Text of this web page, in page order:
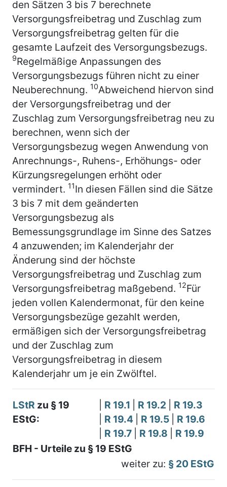
den Sätzen 3 bis 7 berechnete
Versorgungsfreibetrag und Zuschlag zum
Versorgungsfreibetrag gelten für die
gesamte Laufzeit des Versorgungsbezugs.
9Regelmäßige Anpassungen des
Versorgungsbezugs führen nicht zu einer
Neuberechnung. 10Abweichend hiervon sind
der Versorgungsfreibetrag und der
Zuschlag zum Versorgungsfreibetrag neu zu
berechnen, wenn sich der
Versorgungsbezug wegen Anwendung von
Anrechnungs-, Ruhens-, Erhöhungs- oder
Kürzungsregelungen erhöht oder
vermindert. 11In diesen Fällen sind die Sätze
3 bis 7 mit dem geänderten
Versorgungsbezug als
Bemessungsgrundlage im Sinne des Satzes
4 anzuwenden; im Kalenderjahr der
Änderung sind der höchste
Versorgungsfreibetrag und Zuschlag zum
Versorgungsfreibetrag maßgebend. 12Für
jeden vollen Kalendermonat, für den keine
Versorgungsbezüge gezahlt werden,
ermäßigen sich der Versorgungsfreibetrag
und der Zuschlag zum
Versorgungsfreibetrag in diesem
Kalenderjahr um je ein Zwölftel.
LStR zu § 19
EStG:
R 19.1 R 19.2
R 19.3
R 19.4 R 19.5
R 19.6
R 19.7 R 19.8
R 19.9
BFH - Urteile zu § 19 EStG
weiter zu: § 20 EStG